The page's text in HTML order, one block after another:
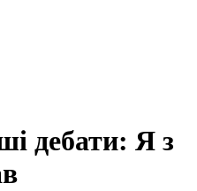
дебати: Я з